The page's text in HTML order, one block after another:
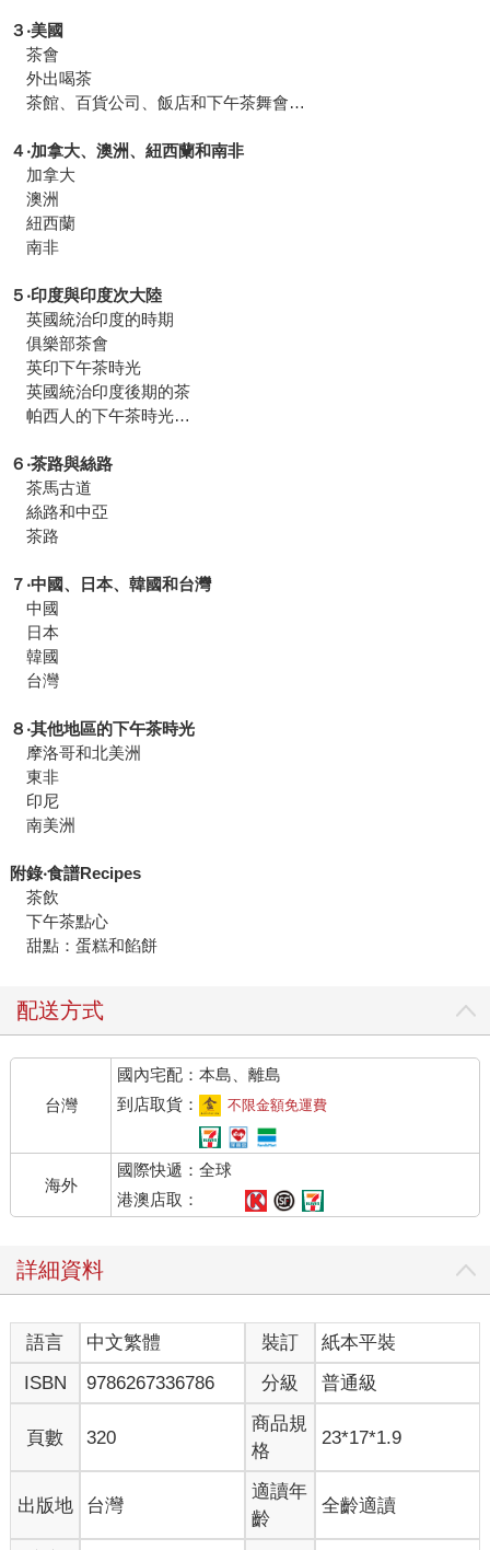
３‧美國
茶會
外出喝茶
茶館、百貨公司、飯店和下午茶舞會…
４‧加拿大、澳洲、紐西蘭和南非
加拿大
澳洲
紐西蘭
南非
５‧印度與印度次大陸
英國統治印度的時期
俱樂部茶會
英印下午茶時光
英國統治印度後期的茶
帕西人的下午茶時光…
６‧茶路與絲路
茶馬古道
絲路和中亞
茶路
７‧中國、日本、韓國和台灣
中國
日本
韓國
台灣
８‧其他地區的下午茶時光
摩洛哥和北美洲
東非
印尼
南美洲
附錄‧食譜Recipes
茶飲
下午茶點心
甜點：蛋糕和餡餅
配送方式
台灣
國內宅配：本島、離島
到店取貨：
不限金額免運費
海外
國際快遞：全球
港澳店取：
詳細資料
語言 中文繁體 裝訂
紙本平裝
ISBN
9786267336786 分級 普通級
頁數 320
商品規
格
23*17*1.9
出版地 台灣
適讀年
齡
全齡適讀